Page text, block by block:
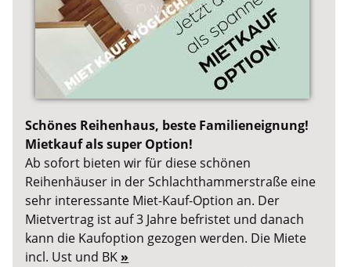
Schönes Reihenhaus, beste Familieneignung!
Mietkauf als super Option!
Ab sofort bieten wir für diese schönen
Reihenhäuser in der Schlachthammerstraße eine
sehr interessante Miet-Kauf-Option an. Der
Mietvertrag ist auf 3 Jahre befristet und danach
kann die Kaufoption gezogen werden. Die Miete
incl. Ust und BK »